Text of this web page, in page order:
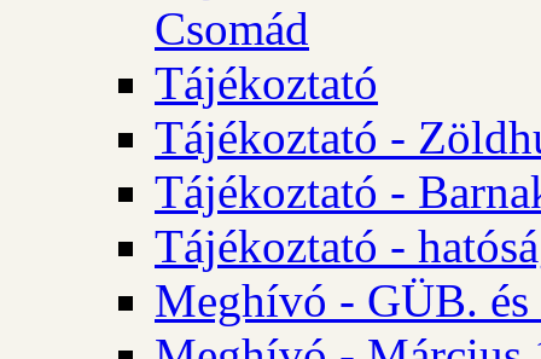
Csomád
Tájékoztató
Tájékoztató -
Tájékoztató -
Tájékoztató -
Meghívó - GÜB.